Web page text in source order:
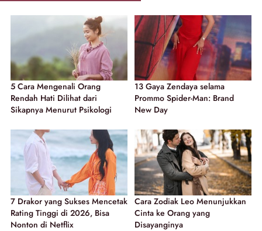
5 Cara Mengenali Orang
Rendah Hati Dilihat dari
Sikapnya Menurut Psikologi
13 Gaya Zendaya selama
Prommo Spider-Man: Brand
New Day
7 Drakor yang Sukses Mencetak
Rating Tinggi di 2026, Bisa
Nonton di Netflix
Cara Zodiak Leo Menunjukkan
Cinta ke Orang yang
Disayanginya